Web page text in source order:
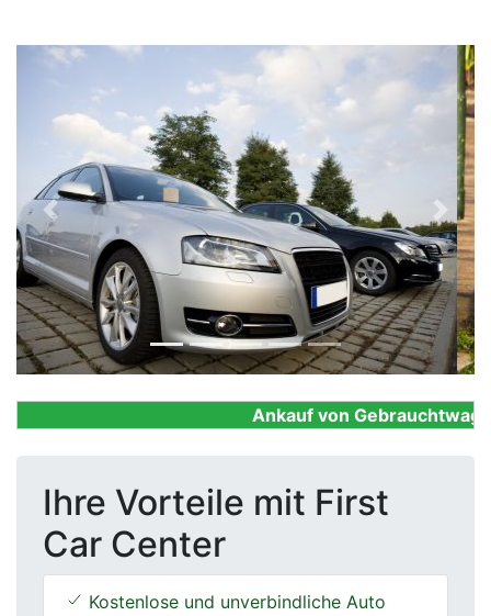
Previous Next
Ankauf von
Ihre Vorteile mit First
Car Center
Kostenlose und unverbindliche Auto